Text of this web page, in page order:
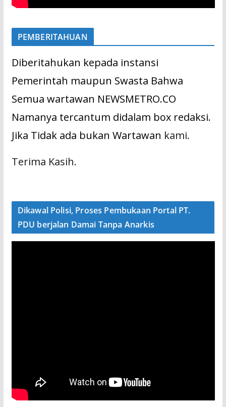
PEMBERITAHUAN
Diberitahukan kepada instansi
Pemerintah maupun Swasta Bahwa
Semua wartawan NEWSMETRO.CO
Namanya tercantum didalam box redaksi.
Jika Tidak ada bukan Wartawan kami.
Terima Kasih.
Dikawal Polisi, Proses Pembukaan Portal PT.
PDU berjalan Damai Tanpa Anarkis